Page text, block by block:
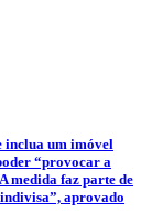
inclua um imóvel
“provocar a
medida faz parte de
aprovado